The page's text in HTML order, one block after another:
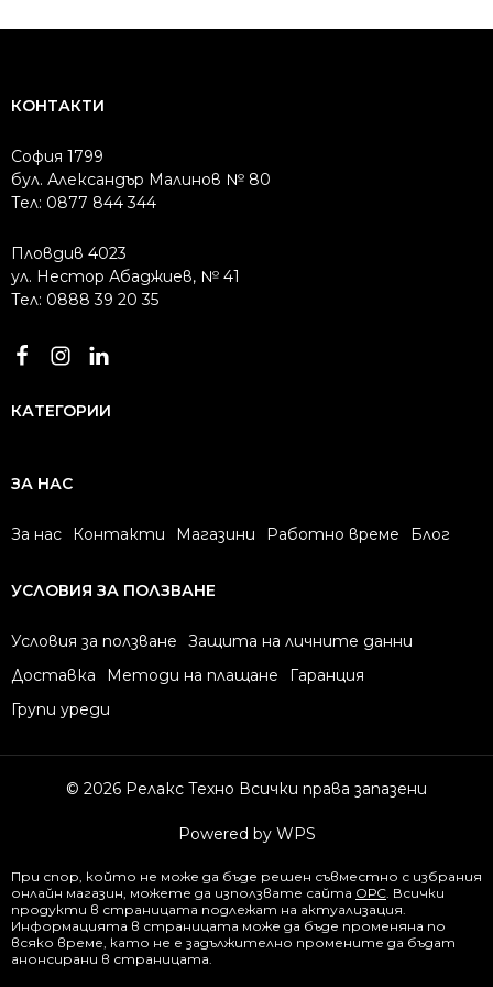
КОНТАКТИ
София 1799
бул. Александър Малинов № 80
Тел: 0877 844 344
Пловдив 4023
ул. Нестор Абаджиев, № 41
Тел: 0888 39 20 35
КАТЕГОРИИ
ЗА НАС
За нас Контакти Магазини Работно време Блог
УСЛОВИЯ ЗА ПОЛЗВАНЕ
Условия за ползване
Защита на личните данни
Доставка
Методи на плащане
Гаранция
Групи уреди
© 2026 Релакс Техно Всички права запазени
Powered by WPS
При спор, който не може да бъде решен съвместно с избрания
онлайн магазин, можете да използвате сайта ОРС . Всички
продукти в страницата подлежат на актуализация.
Информацията в страницата може да бъде променяна по
всяко време, като не е задължително промените да бъдат
анонсирани в страницата.